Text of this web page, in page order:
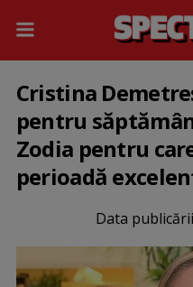
Cristina
pentru
Zodia pentru
perioadă
Data